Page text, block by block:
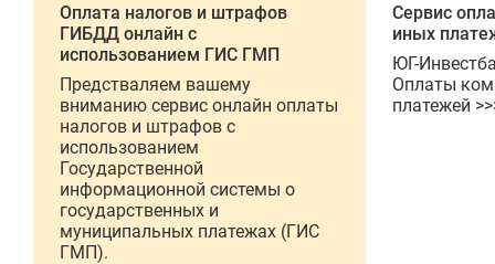
Оплата налогов и штрафов
ГИБДД онлайн с
использованием ГИС ГМП
Предстваляем вашему
вниманию сервис онлайн оплаты
налогов и штрафов с
использованием
Государственной
информационной системы о
государственных и
муниципальных платежах (ГИС
ГМП).
Сервис
иных
ЮГ-
Оплаты
платежей